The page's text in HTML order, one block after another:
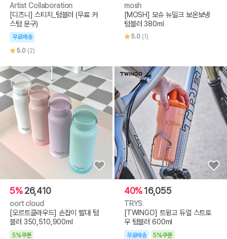
Artist Collaboration
[디즈니] 스티치_텀블러 (무료 커
스텀 문구)
무료배송
5.0 (2)
mosh
[MOSH] 모슈 뉴밀크 보온보냉
텀블러 380ml
5.0 (1)
5% 26,410
oort cloud
[오르트클라우드] 손잡이 빨대 텀
블러 350,510,900ml
5%쿠폰
40%16,055
TRYS
[TWINGO] 트윙고 듀얼 스트로
우 텀블러 600ml
무료배송 5%쿠폰